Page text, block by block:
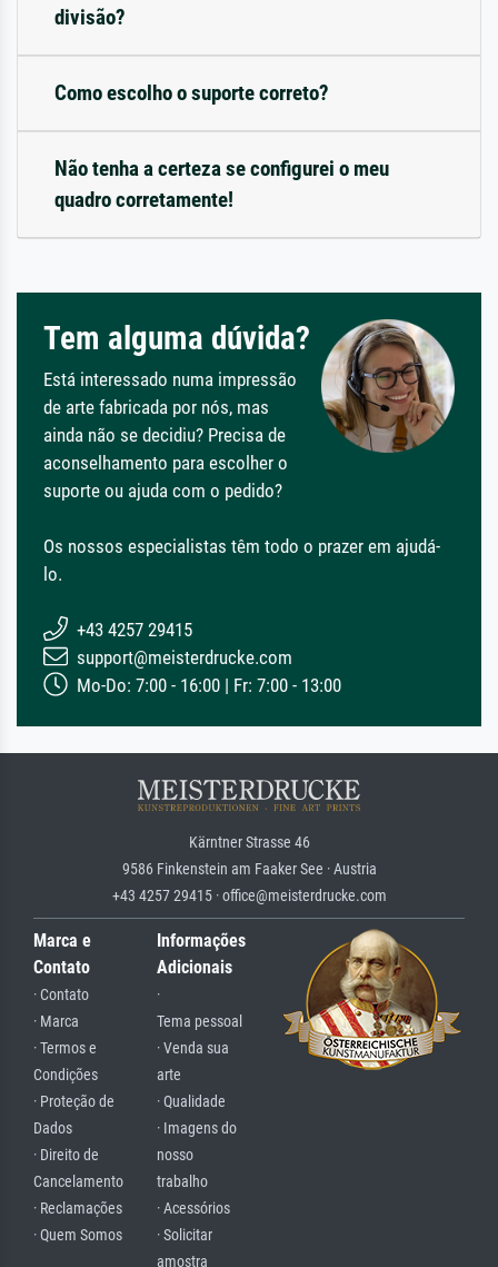
divisão?
Como escolho o suporte correto?
Não tenha a certeza se configurei o meu
quadro corretamente!
Tem alguma dúvida?
Está interessado numa impressão
de arte fabricada por nós, mas
ainda não se decidiu? Precisa de
aconselhamento para escolher o
suporte ou ajuda com o pedido?
Os nossos especialistas têm todo o prazer em ajudá-
lo.
+43 4257 29415
support@meisterdrucke.com
Mo-Do: 7:00 - 16:00 | Fr: 7:00 - 13:00
Kärntner Strasse 46
9586 Finkenstein am Faaker See · Austria
+43 4257 29415 · office@meisterdrucke.com
Marca e
Contato
· Contato
· Marca
· Termos e
Condições
· Proteção de
Dados
· Direito de
Cancelamento
· Reclamações
· Quem Somos
Informações
Adicionais
·
Tema pessoal
· Venda sua
arte
· Qualidade
· Imagens do
nosso
trabalho
· Acessórios
· Solicitar
amostra